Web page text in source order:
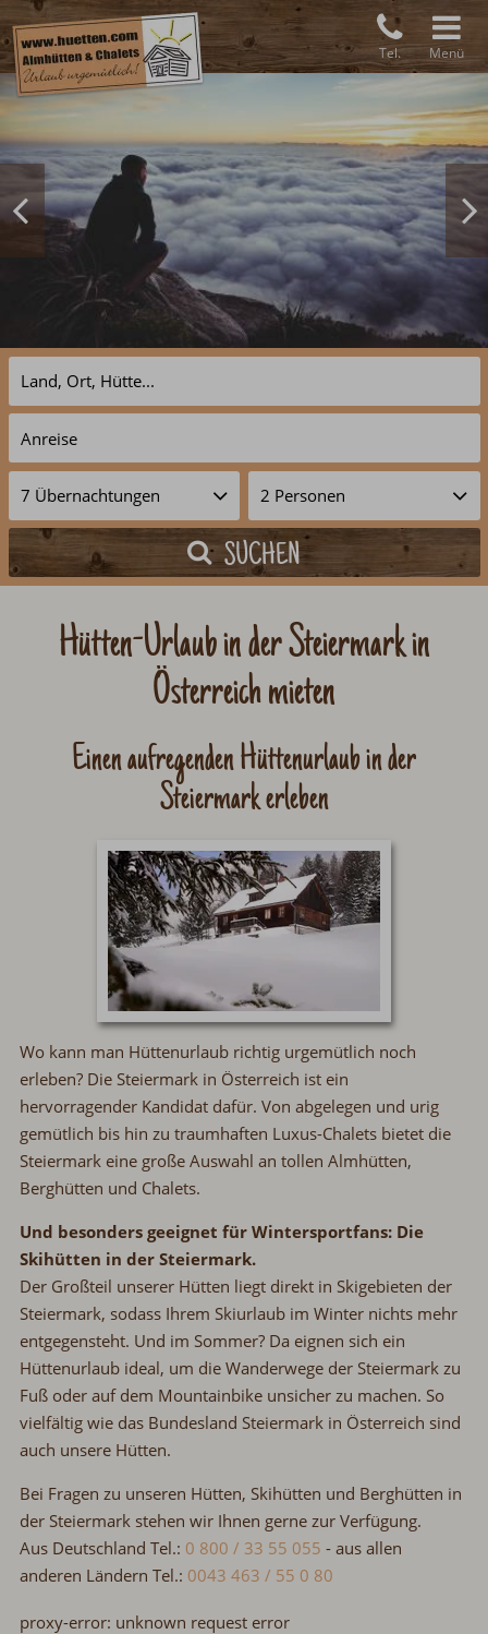
Tel. Menü
SUCHEN
Hütten-Urlaub in der Steiermark in
Österreich mieten
Einen aufregenden Hüttenurlaub in der
Steiermark erleben
Wo kann man Hüttenurlaub richtig urgemütlich noch
erleben? Die Steiermark in Österreich ist ein
hervorragender Kandidat dafür. Von abgelegen und urig
gemütlich bis hin zu traumhaften Luxus-Chalets bietet die
Steiermark eine große Auswahl an tollen Almhütten,
Berghütten und Chalets.
Und besonders geeignet für Wintersportfans: Die
Skihütten in der Steiermark.
Der Großteil unserer Hütten liegt direkt in Skigebieten der
Steiermark, sodass Ihrem Skiurlaub im Winter nichts mehr
entgegensteht. Und im Sommer? Da eignen sich ein
Hüttenurlaub ideal, um die Wanderwege der Steiermark zu
Fuß oder auf dem Mountainbike unsicher zu machen. So
vielfältig wie das Bundesland Steiermark in Österreich sind
auch unsere Hütten.
Bei Fragen zu unseren Hütten, Skihütten und Berghütten in
der Steiermark stehen wir Ihnen gerne zur Verfügung.
Aus Deutschland Tel.: 0 800 / 33 55 055 -aus allen
anderen Ländern Tel.: 0043 463 / 55 0 80
proxy-error: unknown request error